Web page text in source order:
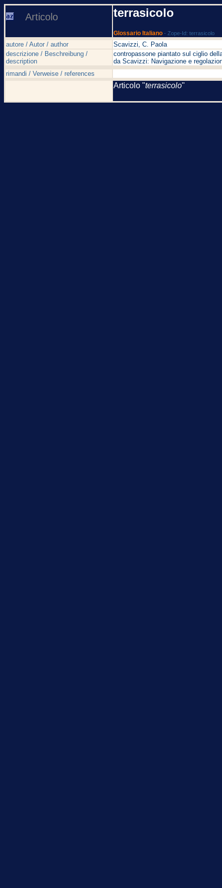
Articolo terrasicolo
Glossario Italiano - Zope-Id: terrasicolo
autore / Autor / author
Scavizzi, C. Paola
descrizione / Beschreibung /
description
contropassone piantato sul ciglio
da Scavizzi: Navigazione e
rimandi / Verweise / references
Articolo "terrasicolo"